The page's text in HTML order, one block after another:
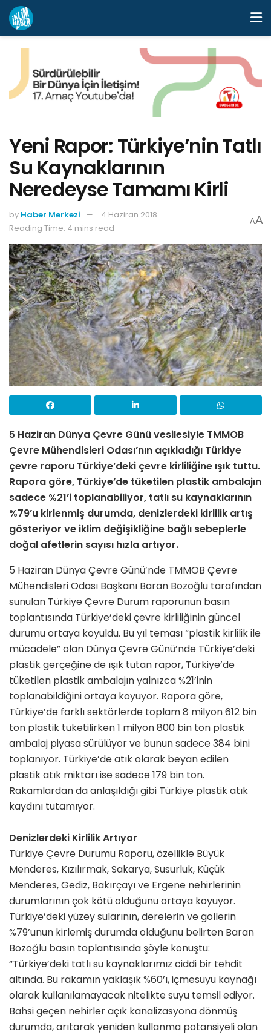
Yeni Rapor: Türkiye’nin Tatlı
Su Kaynaklarının
Neredeyse Tamamı Kirli
by Haber Merkezi
4 Haziran 2018
Reading Time: 4 mins read
AA
5 Haziran Dünya Çevre Günü vesilesiyle TMMOB
Çevre Mühendisleri Odası’nın açıkladığı Türkiye
çevre raporu Türkiye’deki çevre kirliliğine ışık tuttu.
Rapora göre, Türkiye’de tüketilen plastik ambalajın
sadece %21’i toplanabiliyor, tatlı su kaynaklarının
%79’u kirlenmiş durumda, denizlerdeki kirlilik artış
gösteriyor ve iklim değişikliğine bağlı sebeplerle
doğal afetlerin sayısı hızla artıyor.
5 Haziran Dünya Çevre Günü’nde TMMOB Çevre
Mühendisleri Odası Başkanı Baran Bozoğlu tarafından
sunulan Türkiye Çevre Durum raporunun basın
toplantısında Türkiye’deki çevre kirliliğinin güncel
durumu ortaya koyuldu. Bu yıl teması “plastik kirlilik ile
mücadele” olan Dünya Çevre Günü’nde Türkiye’deki
plastik gerçeğine de ışık tutan rapor, Türkiye’de
tüketilen plastik ambalajın yalnızca %21’inin
toplanabildiğini ortaya koyuyor. Rapora göre,
Türkiye’de farklı sektörlerde toplam 8 milyon 612 bin
ton plastik tüketilirken 1 milyon 800 bin ton plastik
ambalaj piyasa sürülüyor ve bunun sadece 384 bini
toplanıyor. Türkiye’de atık olarak beyan edilen
plastik atık miktarı ise sadece 179 bin ton.
Rakamlardan da anlaşıldığı gibi Türkiye plastik atık
kaydını tutamıyor.
Denizlerdeki Kirlilik Artıyor
Türkiye Çevre Durumu Raporu, özellikle Büyük
Menderes, Kızılırmak, Sakarya, Susurluk, Küçük
Menderes, Gediz, Bakırçayı ve Ergene nehirlerinin
durumlarının çok kötü olduğunu ortaya koyuyor.
Türkiye’deki yüzey sularının, derelerin ve göllerin
%79’unun kirlemiş durumda olduğunu belirten Baran
Bozoğlu basın toplantısında şöyle konuştu:
“Türkiye’deki tatlı su kaynaklarımız ciddi bir tehdit
altında. Bu rakamın yaklaşık %60’ı, içmesuyu kaynağı
olarak kullanılamayacak nitelikte suyu temsil ediyor.
Bahsi geçen nehirler açık kanalizasyona dönmüş
durumda, arıtarak yeniden kullanma potansiyeli olan